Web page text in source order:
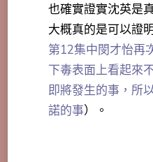
也確實證實沈英是
大概真的是可以證
第12集中閔才怡再
下毒表面上看起來
即將發生的事，所
諾的事）。